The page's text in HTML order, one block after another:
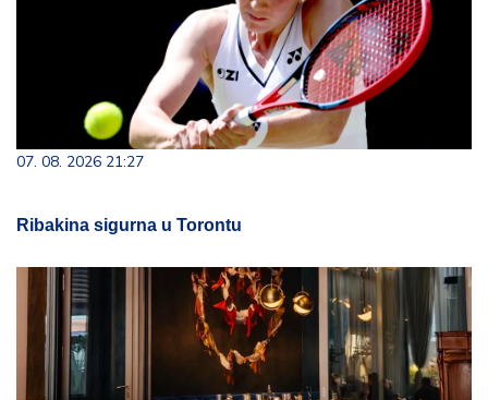
07. 08. 2026 21:27
Ribakina sigurna u Torontu